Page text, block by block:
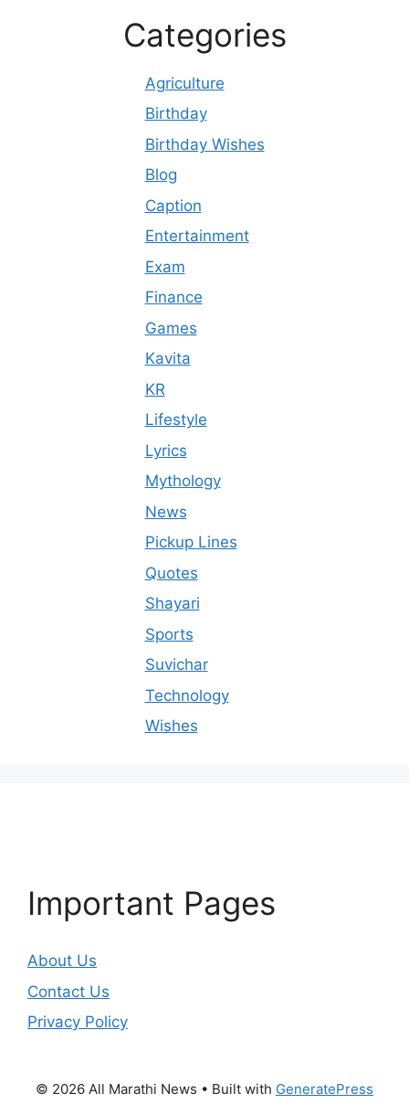
Categories
Agriculture
Birthday
Birthday Wishes
Blog
Caption
Entertainment
Exam
Finance
Games
Kavita
KR
Lifestyle
Lyrics
Mythology
News
Pickup Lines
Quotes
Shayari
Sports
Suvichar
Technology
Wishes
Important Pages
About Us
Contact Us
Privacy Policy
© 2026 All Marathi News • Built with GeneratePress